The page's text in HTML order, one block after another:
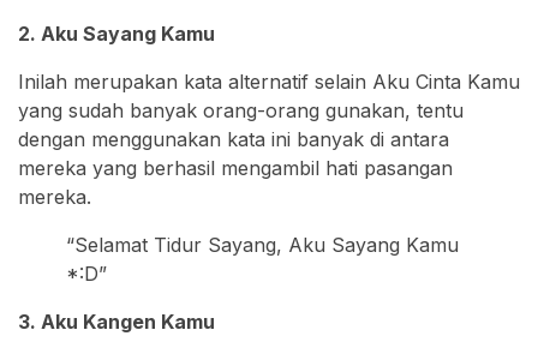
2. Aku Sayang Kamu
Inilah merupakan kata alternatif selain Aku Cinta Kamu
yang sudah banyak orang-orang gunakan, tentu
dengan menggunakan kata ini banyak di antara
mereka yang berhasil mengambil hati pasangan
mereka.
“Selamat Tidur Sayang, Aku Sayang Kamu
*:D”
3. Aku Kangen Kamu